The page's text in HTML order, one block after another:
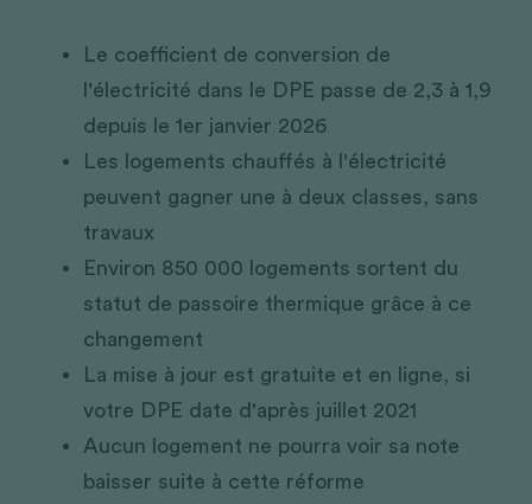
Le coefficient de conversion de
l'électricité dans le DPE passe de 2,3 à 1,9
depuis le 1er janvier 2026
Les logements chauffés à l'électricité
peuvent gagner une à deux classes, sans
travaux
Environ 850 000 logements sortent du
statut de passoire thermique grâce à ce
changement
La mise à jour est gratuite et en ligne, si
votre DPE date d'après juillet 2021
Aucun logement ne pourra voir sa note
baisser suite à cette réforme